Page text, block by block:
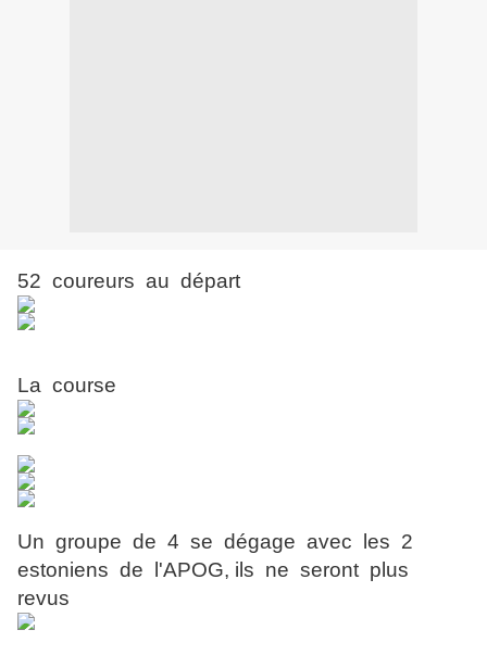
52 coureurs au départ
La course
Un groupe de 4 se dégage avec les 2
estoniens de l'APOG, ils ne seront plus
revus